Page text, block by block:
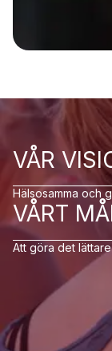
VÅR
Hälsosamma och
VÅRT
Att göra det